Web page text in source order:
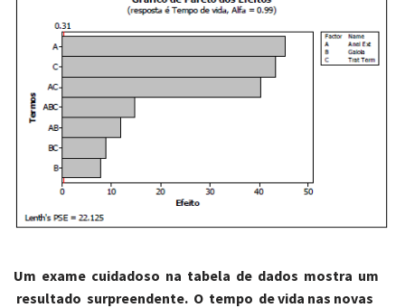
Um exame cuidadoso na tabela de dados mostra um
resultado surpreendente. O tempo de vida nas novas